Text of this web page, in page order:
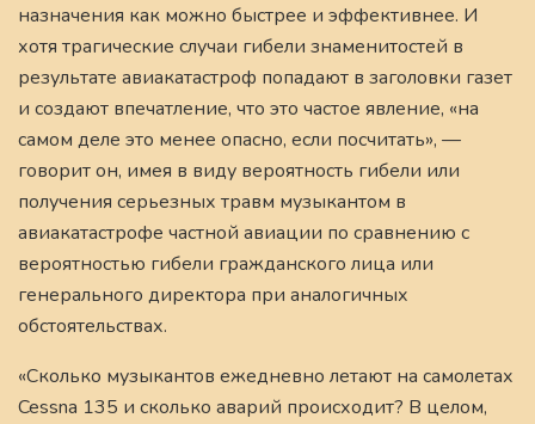
назначения как можно быстрее и эффективнее. И
хотя трагические случаи гибели знаменитостей в
результате авиакатастроф попадают в заголовки газет
и создают впечатление, что это частое явление, «на
самом деле это менее опасно, если посчитать», —
говорит он, имея в виду вероятность гибели или
получения серьезных травм музыкантом в
авиакатастрофе частной авиации по сравнению с
вероятностью гибели гражданского лица или
генерального директора при аналогичных
обстоятельствах.
«Сколько музыкантов ежедневно летают на самолетах
Cessna 135 и сколько аварий происходит? В целом,